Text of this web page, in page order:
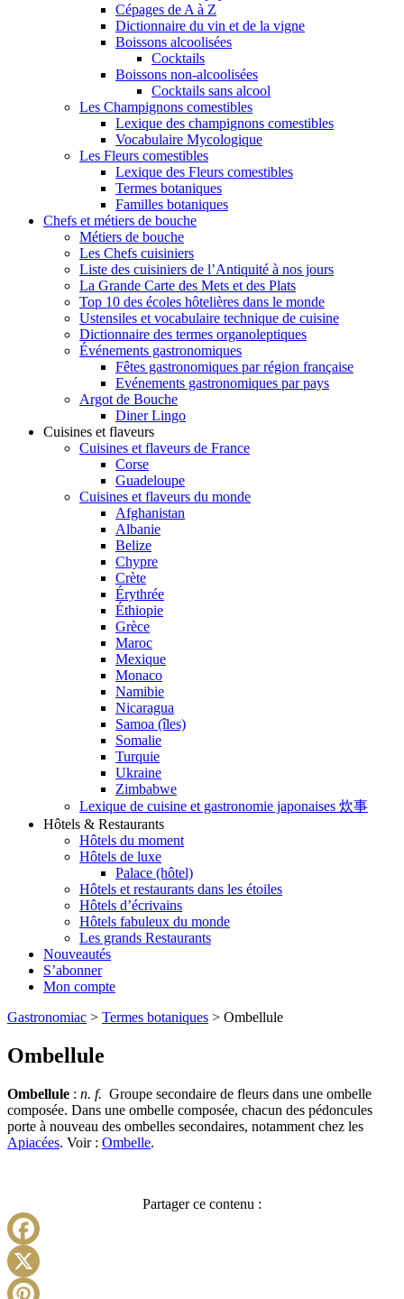
Cépages de A à Z
Dictionnaire du vin et de la vigne
Boissons alcoolisées
Cocktails
Boissons non-alcoolisées
Cocktails sans alcool
Les Champignons comestibles
Lexique des champignons comestibles
Vocabulaire Mycologique
Les Fleurs comestibles
Lexique des Fleurs comestibles
Termes botaniques
Familles botaniques
Chefs et métiers de bouche
Métiers de bouche
Les Chefs cuisiniers
Liste des cuisiniers de l’Antiquité à nos jours
La Grande Carte des Mets et des Plats
Top 10 des écoles hôtelières dans le monde
Ustensiles et vocabulaire technique de cuisine
Dictionnaire des termes organoleptiques
Événements gastronomiques
Fêtes gastronomiques par région française
Evénements gastronomiques par pays
Argot de Bouche
Diner Lingo
Cuisines et flaveurs
Cuisines et flaveurs de France
Corse
Guadeloupe
Cuisines et flaveurs du monde
Afghanistan
Albanie
Belize
Chypre
Crète
Érythrée
Éthiopie
Grèce
Maroc
Mexique
Monaco
Namibie
Nicaragua
Samoa (îles)
Somalie
Turquie
Ukraine
Zimbabwe
Lexique de cuisine et gastronomie japonaises 炊事
Hôtels & Restaurants
Hôtels du moment
Hôtels de luxe
Palace (hôtel)
Hôtels et restaurants dans les étoiles
Hôtels d’écrivains
Hôtels fabuleux du monde
Les grands Restaurants
Nouveautés
S’abonner
Mon compte
Gastronomiac > Termes botaniques > Ombellule
Ombellule
Ombellule : n. f. Groupe secondaire de fleurs dans une ombelle
composée. Dans une ombelle composée, chacun des pédoncules
porte à nouveau des ombelles secondaires, notamment chez les
Apiacées. Voir : Ombelle.
Partager ce contenu :